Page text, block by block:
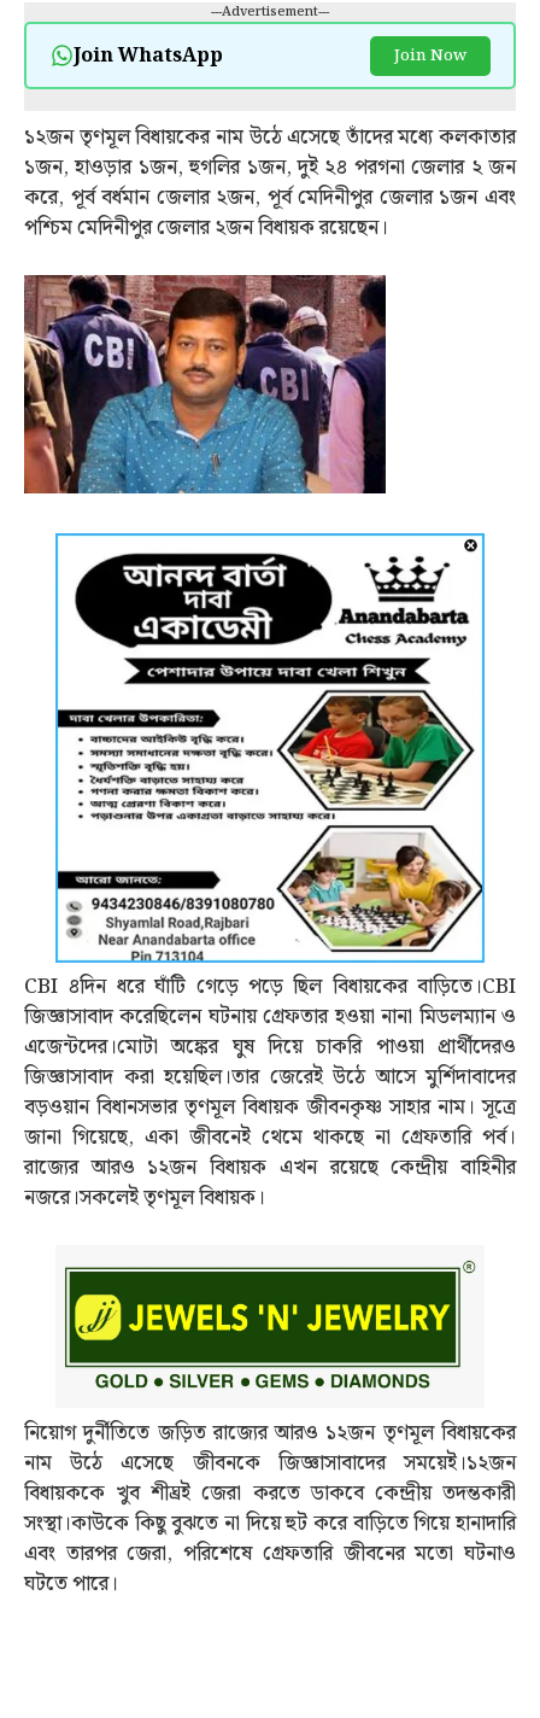
---Advertisement---
Join WhatsApp Join Now
১২জন তৃণমূল বিধায়কের নাম উঠে এসেছে তাঁদের মধ্যে কলকাতার
১জন, হাওড়ার ১জন, হুগলির ১জন, দুই ২৪ পরগনা জেলার ২ জন
করে, পূর্ব বর্ধমান জেলার ২জন, পূর্ব মেদিনীপুর জেলার ১জন এবং
পশ্চিম মেদিনীপুর জেলার ২জন বিধায়ক রয়েছেন।
CBI ৪দিন ধরে ঘাঁটি গেড়ে পড়ে ছিল বিধায়কের বাড়িতে।CBI
জিজ্ঞাসাবাদ করেছিলেন ঘটনায় গ্রেফতার হওয়া নানা মিডলম্যান ও
এজেন্টদের।মোটা অঙ্কের ঘুষ দিয়ে চাকরি পাওয়া প্রার্থীদেরও
জিজ্ঞাসাবাদ করা হয়েছিল।তার জেরেই উঠে আসে মুর্শিদাবাদের
বড়ওয়ান বিধানসভার তৃণমূল বিধায়ক জীবনকৃষ্ণ সাহার নাম। সূত্রে
জানা গিয়েছে, একা জীবনেই থেমে থাকছে না গ্রেফতারি পর্ব।
রাজ্যের আরও ১২জন বিধায়ক এখন রয়েছে কেন্দ্রীয় বাহিনীর
নজরে।সকলেই তৃণমূল বিধায়ক।
নিয়োগ দুর্নীতিতে জড়িত রাজ্যের আরও ১২জন তৃণমূল বিধায়কের
নাম উঠে এসেছে জীবনকে জিজ্ঞাসাবাদের সময়েই।১২জন
বিধায়ককে খুব শীঘ্রই জেরা করতে ডাকবে কেন্দ্রীয় তদন্তকারী
সংস্থা।কাউকে কিছু বুঝতে না দিয়ে হুট করে বাড়িতে গিয়ে হানাদারি
এবং তারপর জেরা, পরিশেষে গ্রেফতারি জীবনের মতো ঘটনাও
ঘটতে পারে।